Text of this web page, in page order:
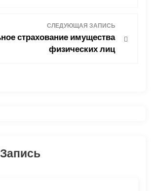
СЛЕДУЮЩАЯ ЗАПИСЬ
страхование имущества
физических лиц